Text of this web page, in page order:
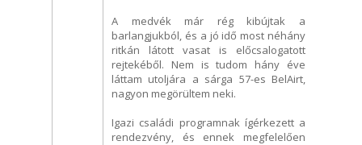
A medvék már rég kibújtak a
barlangjukból, és a jó idő most néhány
ritkán látott vasat is előcsalogatott
rejtekéből. Nem is tudom hány éve
láttam utoljára a sárga 57-es BelAirt,
nagyon megörültem neki.
Igazi családi programnak ígérkezett a
rendezvény, és ennek megfelelően